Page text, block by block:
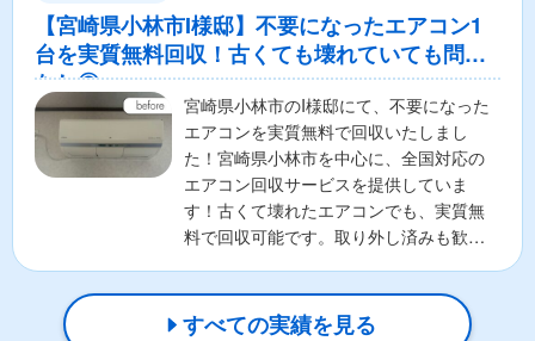
【宮崎県小林市I様邸】不要になったエアコン1
台を実質無料回収！古くても壊れていても問題
なし◎
宮崎県小林市のI様邸にて、不要になった
エアコンを実質無料で回収いたしまし
た！宮崎県小林市を中心に、全国対応の
エアコン回収サービスを提供していま
す！古くて壊れたエアコンでも、実質無
料で回収可能です。取り外し済みも歓
すべての実績を見る